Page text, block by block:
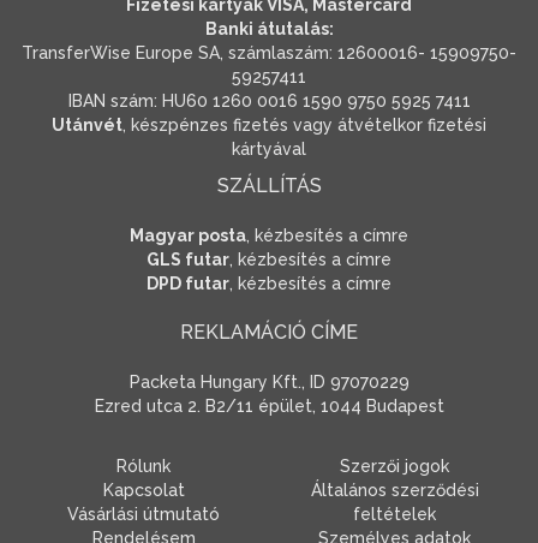
Fizetési kártyák VISA, Mastercard
Banki átutalás:
TransferWise Europe SA, számlaszám: 12600016- 15909750-
59257411
IBAN szám: HU60 1260 0016 1590 9750 5925 7411
Utánvét, készpénzes fizetés vagy átvételkor fizetési
kártyával
SZÁLLÍTÁS
Magyar posta, kézbesítés a címre
GLS futar, kézbesítés a címre
DPD futar, kézbesítés a címre
REKLAMÁCIÓ CÍME
Packeta Hungary Kft., ID 97070229
Ezred utca 2. B2/11 épület, 1044 Budapest
Rólunk
Kapcsolat
Vásárlási útmutató
Rendelésem
Szerzői jogok
Általános szerződési
feltételek
Személyes adatok